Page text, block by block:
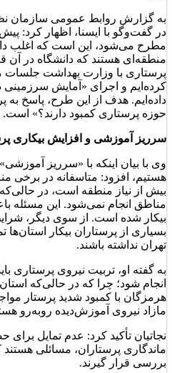
به گزارش روابط عمومی سازمان
در گفت‌وگو با ایسنا، اظهار کرد:
مطرح می‌شود، این است که اغلب
منطقه‌ای هستند که دانشگاه در آن
پرستاری با وزارت بهداشت جلسات
کرده‌ایم و اجرای «آمایش سرزمینی
داده‌ایم. هدف از این طرح، پاسخ
حوزه پرستاری کمبود دارند؟» است.
سرریز آموزشی و افزایش بیکاری
وی با بیان اینکه با «سرریز
هستیم، افزود: متاسفانه در
بیش از نیاز منطقه است، در
مناطق انجام نمی‌شود. این مسئله
بیکار شده است. از سوی دیگر،
بسیاری از پرستاران بیکار استان‌ها
تهران نداشته باشند.
به گفته او، تربیت نیروی پرستاری
انجام شود؛ چرا که در حالی‌که
هرمزگان با کمبود شدید پرستار
مازاد نیروی آموزش‌دیده روبه‌رو
نجاتیان تأکید کرد: عدم تمایل
ماندگاری پرستاران، مسائلی
بررسی قرار گیرند.